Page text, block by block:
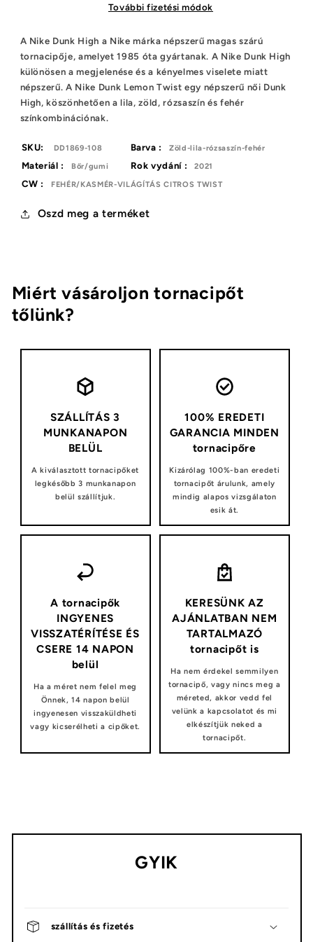
További fizetési módok
A Nike Dunk High a Nike márka népszerű magas szárú
tornacipője, amelyet 1985 óta gyártanak. A Nike Dunk High
különösen a megjelenése és a kényelmes viselete miatt
népszerű. A Nike Dunk Lemon Twist egy népszerű női Dunk
High, köszönhetően a lila, zöld, rózsaszín és fehér
színkombinációnak.
SKU: DD1869-108 Barva : Zöld-lila-rózsaszín-fehér
Materiál : Bőr/gumi Rok vydání : 2021
CW : FEHÉR/KASMÉR-VILÁGÍTÁS CITROS TWIST
Oszd meg a terméket
Miért vásároljon tornacipőt
tőlünk?
SZÁLLÍTÁS 3
MUNKANAPON
BELÜL
A kiválasztott tornacipőket
legkésőbb 3 munkanapon
belül szállítjuk.
100% EREDETI
GARANCIA MINDEN
tornacipőre
Kizárólag 100%-ban eredeti
tornacipőt árulunk, amely
mindig alapos vizsgálaton
esik át.
A tornacipők
INGYENES
VISSZATÉRÍTÉSE ÉS
CSERE 14 NAPON
belül
Ha a méret nem felel meg
Önnek, 14 napon belül
ingyenesen visszaküldheti
vagy kicserélheti a cipőket.
KERESÜNK AZ
AJÁNLATBAN NEM
TARTALMAZÓ
tornacipőt is
Ha nem érdekel semmilyen
tornacipő, vagy nincs meg a
méreted, akkor vedd fel
velünk a kapcsolatot és mi
elkészítjük neked a
tornacipőt.
GYIK
szállítás és fizetés